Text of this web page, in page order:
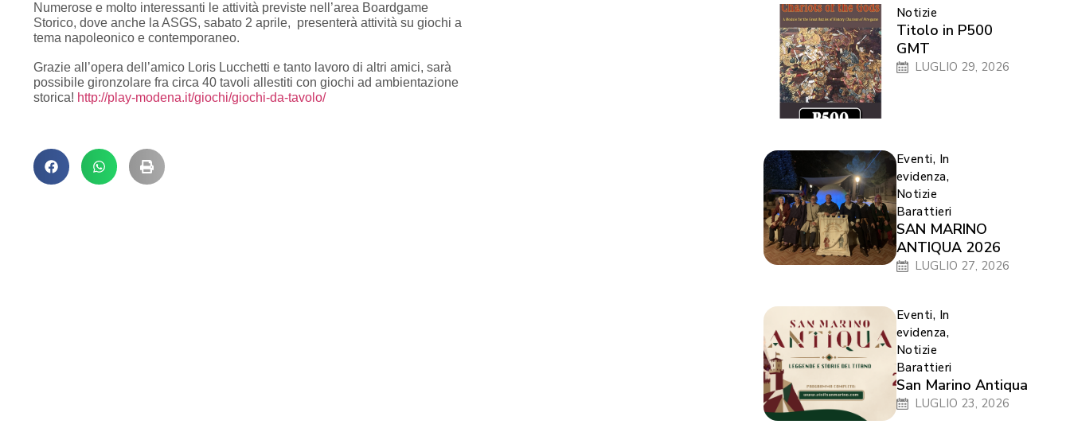
Numerose e molto interessanti le attività previste nell’area Boardgame
Storico, dove anche la ASGS, sabato 2 aprile, presenterà attività su giochi a
tema napoleonico e contemporaneo.
Grazie all’opera dell’amico Loris Lucchetti e tanto lavoro di altri amici, sarà
possibile gironzolare fra circa 40 tavoli allestiti con giochi ad ambientazione
storica! http://play-modena.it/giochi/giochi-da-tavolo/
Notizie
Titolo in P500
GMT
LUGLIO 29, 2026
Eventi, In
evidenza,
Notizie
Barattieri
SAN MARINO
ANTIQUA 2026
LUGLIO 27, 2026
Eventi, In
evidenza,
Notizie
Barattieri
San Marino Antiqua
LUGLIO 23, 2026